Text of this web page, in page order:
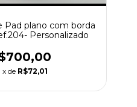
Pad plano com borda
Personalizado
x de R$72,01